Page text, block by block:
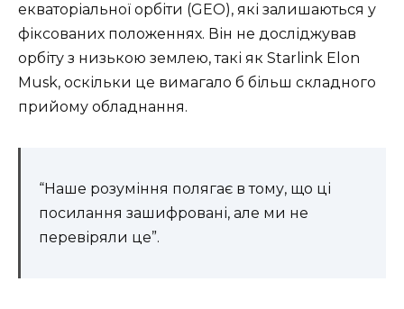
екваторіальної орбіти (GEO), які залишаються у
фіксованих положеннях. Він не досліджував
орбіту з низькою землею, такі як Starlink Elon
Musk, оскільки це вимагало б більш складного
прийому обладнання.
“Наше розуміння полягає в тому, що ці
посилання зашифровані, але ми не
перевіряли це”.